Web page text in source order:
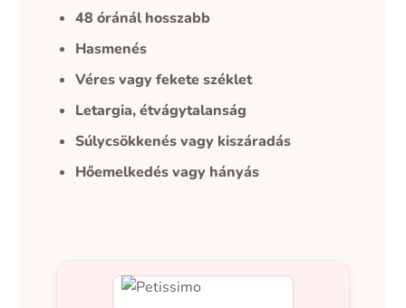
48 óránál hosszabb
Hasmenés
Véres vagy fekete széklet
Letargia, étvágytalanság
Súlycsökkenés vagy kiszáradás
Hőemelkedés vagy hányás